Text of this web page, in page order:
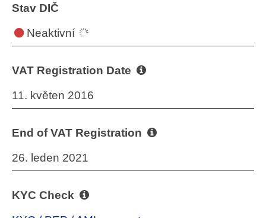
Stav DIČ
Neaktivní
VAT Registration Date
11. květen 2016
End of VAT Registration
26. leden 2021
KYC Check